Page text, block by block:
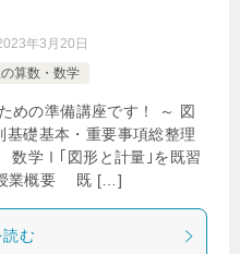
年3月20日
算数・数学
めの準備講座です！ ～ 図
礎基本・重要事項総整理
数学Ⅰ｢図形と計量｣を既習
授業概要 既 […]
読む